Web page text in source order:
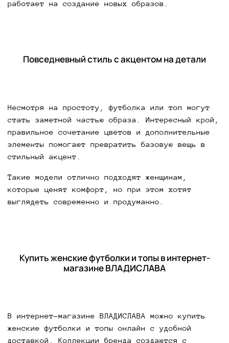
работает на создание новых образов.
Повседневный стиль с акцентом на детали
Несмотря на простоту, футболка или топ могут
стать заметной частью образа. Интересный крой,
правильное сочетание цветов и дополнительные
элементы помогают превратить базовую вещь в
стильный акцент.
Такие модели отлично подходят женщинам,
которые ценят комфорт, но при этом хотят
выглядеть современно и продуманно.
Купить женские футболки и топы в интернет-
магазине ВЛАДИСЛАВА
В интернет-магазине ВЛАДИСЛАВА можно купить
женские футболки и топы онлайн с удобной
доставкой. Коллекции бренда создаются с